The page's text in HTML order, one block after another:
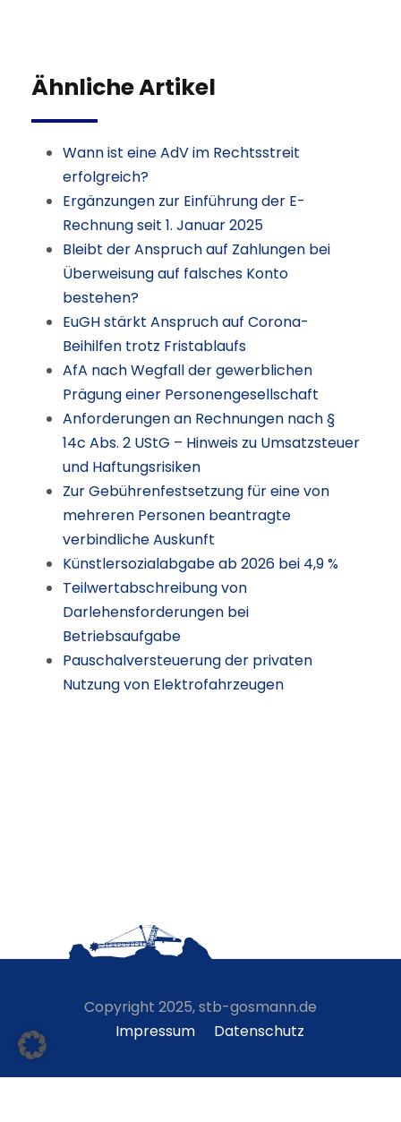
Ähnliche Artikel
Wann ist eine AdV im Rechtsstreit
erfolgreich?
Ergänzungen zur Einführung der E-
Rechnung seit 1. Januar 2025
Bleibt der Anspruch auf Zahlungen bei
Überweisung auf falsches Konto
bestehen?
EuGH stärkt Anspruch auf Corona-
Beihilfen trotz Fristablaufs
AfA nach Wegfall der gewerblichen
Prägung einer Personengesellschaft
Anforderungen an Rechnungen nach §
14c Abs. 2 UStG – Hinweis zu Umsatzsteuer
und Haftungsrisiken
Zur Gebührenfestsetzung für eine von
mehreren Personen beantragte
verbindliche Auskunft
Künstlersozialabgabe ab 2026 bei 4,9 %
Teilwertabschreibung von
Darlehensforderungen bei
Betriebsaufgabe
Pauschalversteuerung der privaten
Nutzung von Elektrofahrzeugen
Copyright 2025, stb-gosmann.de
Impressum
Datenschutz